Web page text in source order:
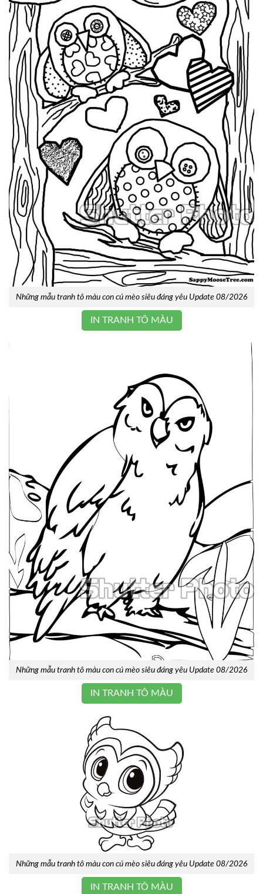
Những mẫu tranh tô màu con cú mèo siêu đáng yêu Update 08/2026
IN TRANH TÔ MÀU
Những mẫu tranh tô màu con cú mèo siêu đáng yêu Update 08/2026
IN TRANH TÔ MÀU
Những mẫu tranh tô màu con cú mèo siêu đáng yêu Update 08/2026
IN TRANH TÔ MÀU